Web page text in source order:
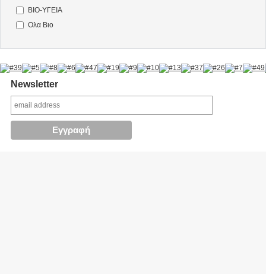
ΒΙΟ-ΥΓΕΙΑ
Ολα Βιο
Newsletter